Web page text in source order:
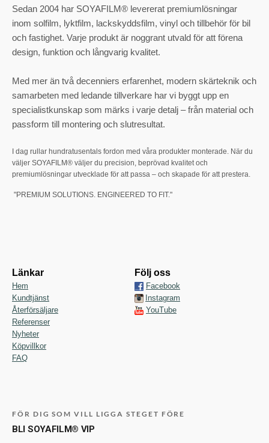
Sedan 2004 har SOYAFILM® levererat premiumlösningar
inom solfilm, lyktfilm, lackskyddsfilm, vinyl och tillbehör för bil
och fastighet. Varje produkt är noggrant utvald för att förena
design, funktion och långvarig kvalitet.
Med mer än två decenniers erfarenhet, modern skärteknik och
samarbeten med ledande tillverkare har vi byggt upp en
specialistkunskap som märks i varje detalj – från material och
passform till montering och slutresultat.
I dag rullar hundratusentals fordon med våra produkter monterade. När du
väljer SOYAFILM® väljer du precision, beprövad kvalitet och
premiumlösningar utvecklade för att passa – och skapade för att prestera.
"PREMIUM SOLUTIONS. ENGINEERED TO FIT."
Länkar
Hem
Kundtjänst
Återförsäljare
Referenser
Nyheter
Köpvillkor
FAQ
Följ oss
Facebook
Instagram
YouTube
FÖR DIG SOM VILL LIGGA STEGET FÖRE
BLI SOYAFILM® VIP